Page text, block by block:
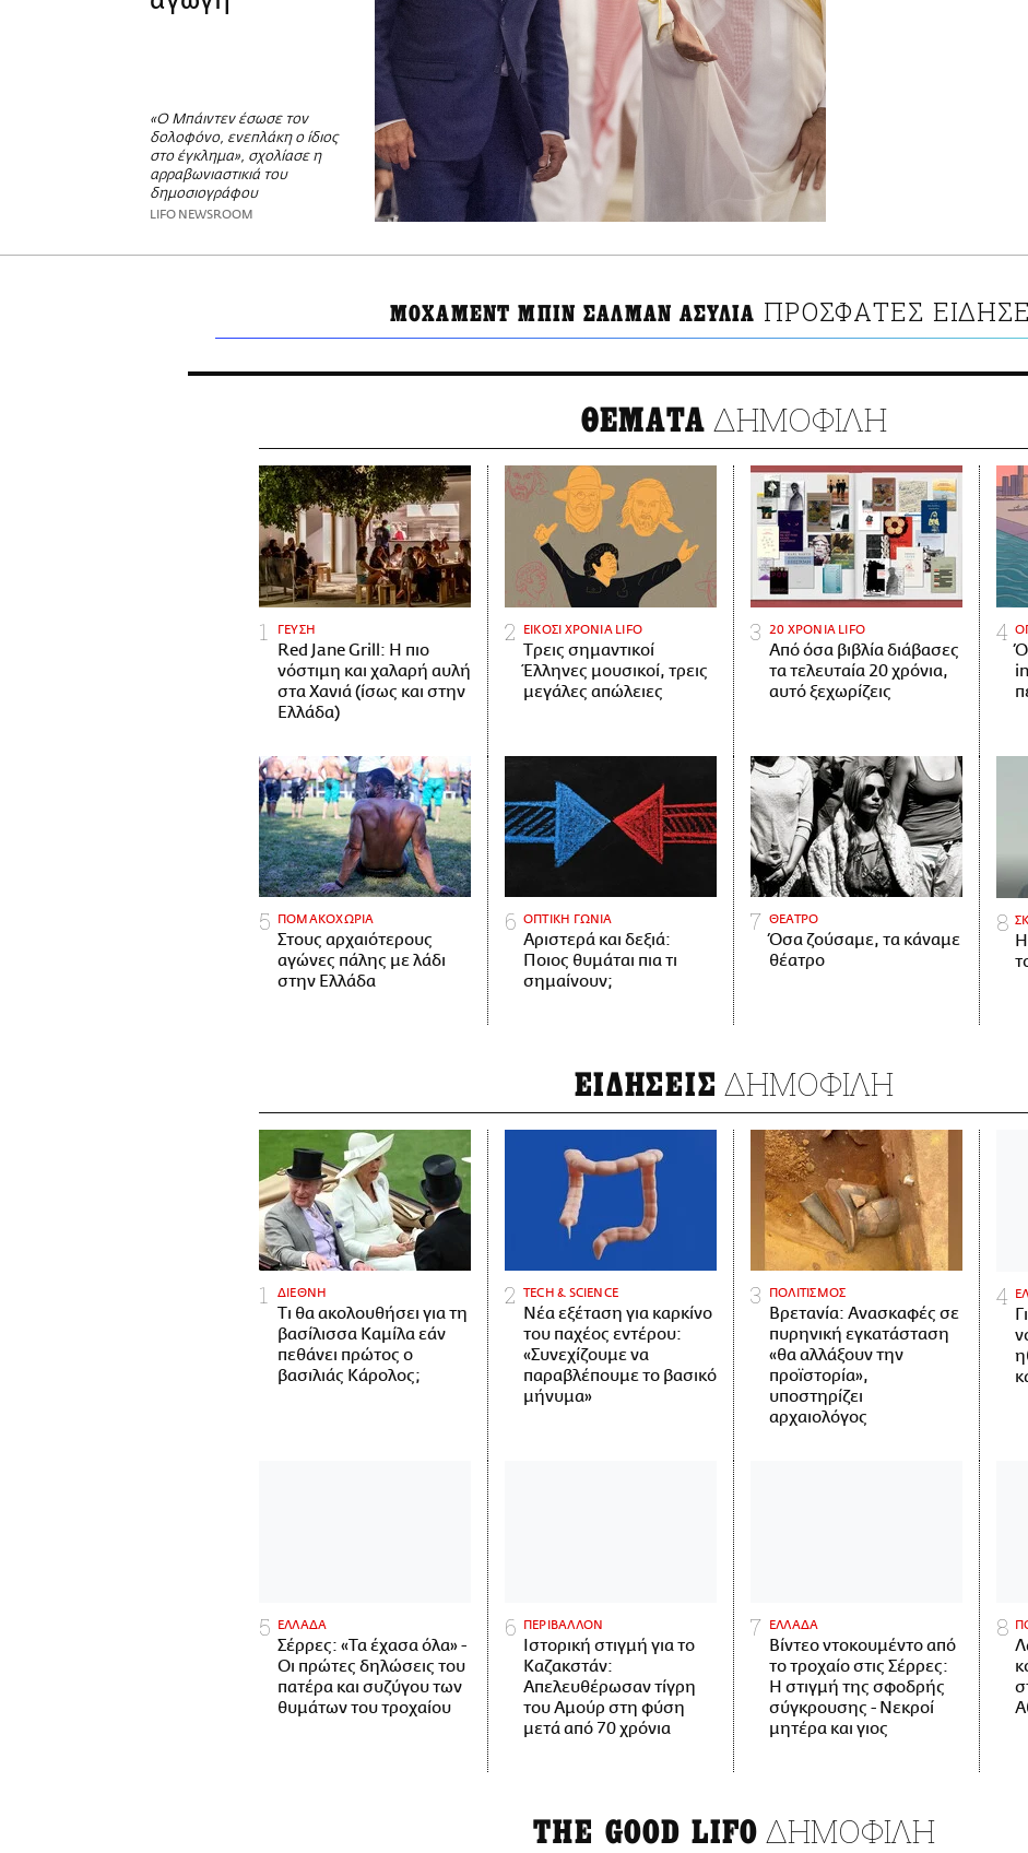
«Ο Μπάιντεν έσωσε τον
δολοφόνο, ενεπλάκη ο ίδιος
στο έγκλημα», σχολίασε η
αρραβωνιαστικιά του
δημοσιογράφου
LIFO NEWSROOM
ΜΟΧΑΜΕΝΤ ΜΠΙΝ ΣΑΛΜΑΝ ΑΣΥΛΙΑ ΠΡΟΣΦΑΤΕΣ
ΘΕΜΑΤΑ ΔΗΜΟΦΙΛΗ
ΓΕΥΣΗ
Red Jane Grill: Η πιο
νόστιμη και χαλαρή αυλή
στα Χανιά (ίσως και στην
Ελλάδα)
ΕΙΚΟΣΙ ΧΡΟΝΙΑ LIFO
Tρεις σημαντικοί
Έλληνες μουσικοί, τρεις
μεγάλες απώλειες
20 ΧΡΟΝΙΑ LIFO
Από όσα βιβλία διάβασες
τα τελευταία 20 χρόνια,
αυτό ξεχωρίζεις
ΠΟΜΑΚΟΧΩΡΙΑ
Στους αρχαιότερους
αγώνες πάλης με λάδι
στην Ελλάδα
ΟΠΤΙΚΗ ΓΩΝΙΑ
Αριστερά και δεξιά:
Ποιος θυμάται πια τι
σημαίνουν;
ΘΕΑΤΡΟ
Όσα ζούσαμε, τα κάναμε
θέατρο
ΕΙΔΗΣΕΙΣ ΔΗΜΟΦΙΛΗ
ΔΙΕΘΝΗ
Τι θα ακολουθήσει για τη
βασίλισσα Καμίλα εάν
πεθάνει πρώτος ο
βασιλιάς Κάρολος;
ΤECH & SCIENCE
Νέα εξέταση για καρκίνο
του παχέος εντέρου:
«Συνεχίζουμε να
παραβλέπουμε το βασικό
μήνυμα»
ΠΟΛΙΤΙΣΜΟΣ
Βρετανία: Ανασκαφές σε
πυρηνική εγκατάσταση
«θα αλλάξουν την
προϊστορία»,
υποστηρίζει
αρχαιολόγος
ΕΛΛΑΔΑ
Σέρρες: «Τα έχασα όλα» -
Οι πρώτες δηλώσεις του
πατέρα και συζύγου των
θυμάτων του τροχαίου
ΠΕΡΙΒΑΛΛΟΝ
Ιστορική στιγμή για το
Καζακστάν:
Απελευθέρωσαν τίγρη
του Αμούρ στη φύση
μετά από 70 χρόνια
ΕΛΛΑΔΑ
Βίντεο ντοκουμέντο από
το τροχαίο στις Σέρρες:
Η στιγμή της σφοδρής
σύγκρουσης - Νεκροί
μητέρα και γιος
THE GOOD LIFO ΔΗΜΟΦΙΛΗ